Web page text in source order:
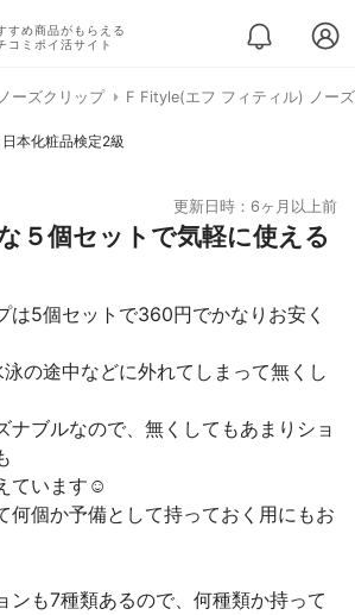
すめ商品がもらえる
コミポイ活サイト
ノーズクリップ F Fityle(エフ フィティル) ノー
本化粧品検定2級
更新日時：6ヶ月以上前
５個セットで気軽に使える
は5個セットで360円でかなりお安く
の途中などに外れてしまって無くし
ナブルなので、無くしてもあまりショ
ています☺️
何個か予備として持っておく用にもお
ンも7種類あるので、何種類か持って